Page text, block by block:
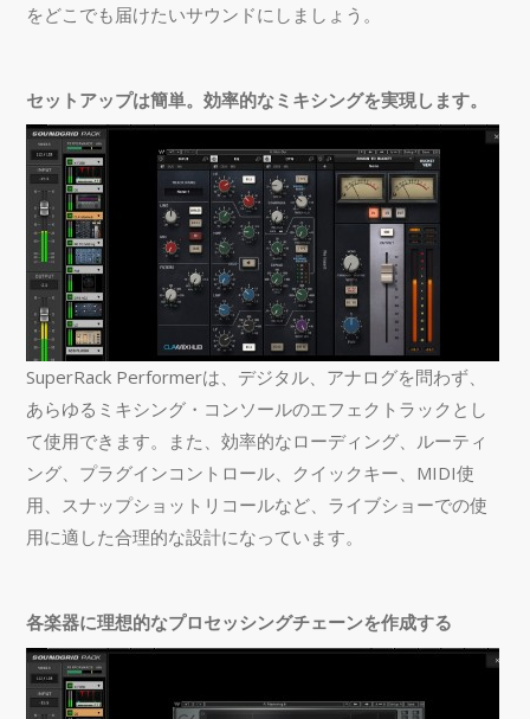
をどこでも届けたいサウンドにしましょう。
セットアップは簡単。効率的なミキシングを実現します。
SuperRack Performerは、デジタル、アナログを問わず、
あらゆるミキシング・コンソールのエフェクトラックとし
て使用できます。また、効率的なローディング、ルーティ
ング、プラグインコントロール、クイックキー、MIDI使
用、スナップショットリコールなど、ライブショーでの使
用に適した合理的な設計になっています。
各楽器に理想的なプロセッシングチェーンを作成する